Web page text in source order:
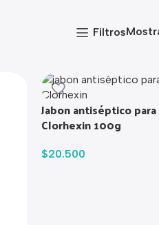
Filtros
Jabon antiséptico
Clorhexin 100g
$20.500